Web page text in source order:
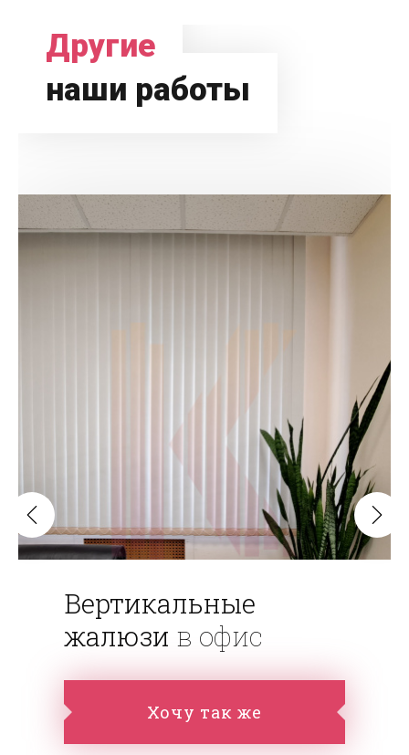
Другие
наши работы
Вертикальные
жалюзи в офис
Хочу так же